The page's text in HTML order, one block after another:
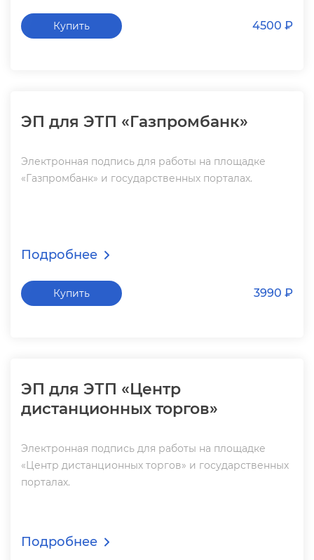
Купить 4500 ₽
ЭП для ЭТП «Газпромбанк»
Электронная подпись для работы на площадке
«Газпромбанк» и государственных порталах.
Подробнее
Купить 3990 ₽
ЭП для ЭТП «Центр
дистанционных торгов»
Электронная подпись для работы на площадке
«Центр дистанционных торгов» и государственных
порталах.
Подробнее